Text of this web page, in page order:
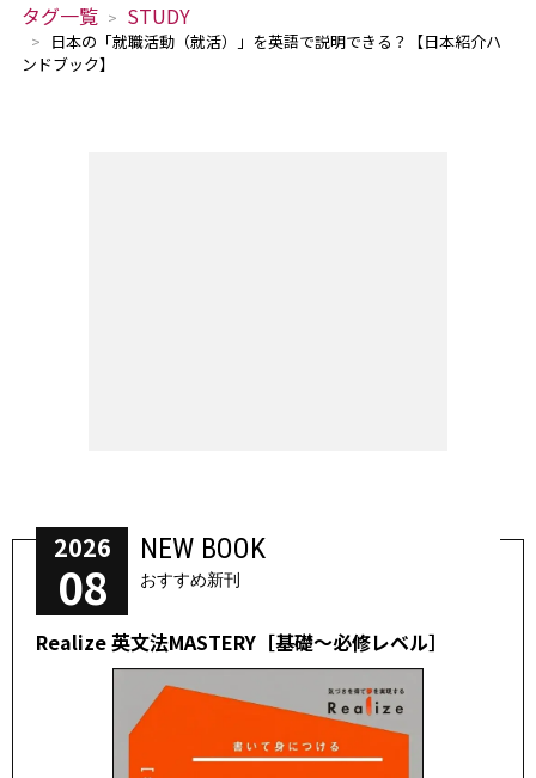
タグ一覧 STUDY
日本の「就職活動（就活）」を英語で説明できる？【日本紹介ハ
ンドブック】
2026
08
NEW BOOK
おすすめ新刊
Realize 英文法MASTERY［基礎～必修レベル］